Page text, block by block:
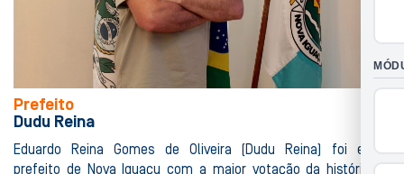
Prefeito
Dudu Reina
Eduardo Reina Gomes de Oliveira (Dudu Reina) foi eleito
prefeito de Nova Iguaçu com a maior votação da história da